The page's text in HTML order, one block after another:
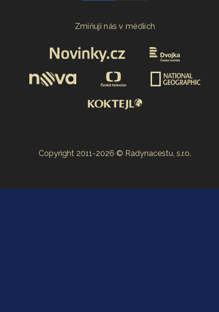
Zmiňují nás v médiích
Copyright 2011-2026 © Radynacestu, s.r.o.